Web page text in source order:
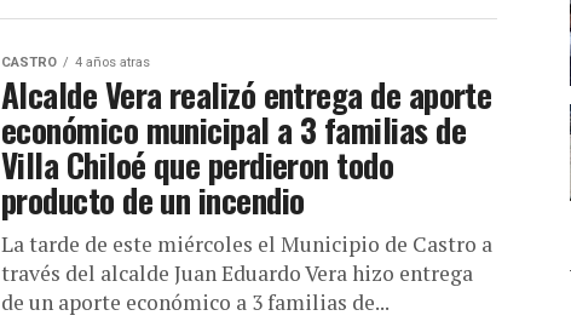
CASTRO 4 años atras
Alcalde Vera realizó entrega de aporte
económico municipal a 3 familias de
Villa Chiloé que perdieron todo
producto de un incendio
La tarde de este miércoles el Municipio de Castro a
través del alcalde Juan Eduardo Vera hizo entrega
de un aporte económico a 3 familias de...